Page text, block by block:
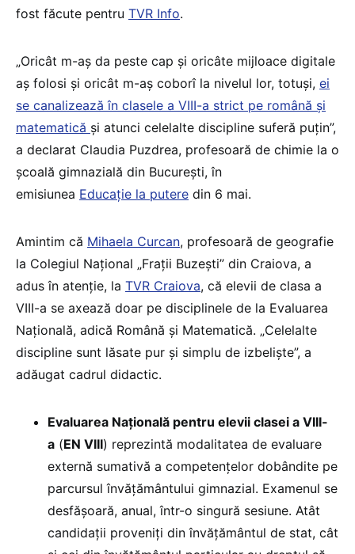
fost făcute pentru TVR Info.
„Oricât m-aș da peste cap și oricâte mijloace digitale
aș folosi și oricât m-aș coborî la nivelul lor, totuși, ei
se canalizează în clasele a VIII-a strict pe română și
matematică și atunci celelalte discipline suferă puțin”,
a declarat Claudia Puzdrea, profesoară de chimie la o
școală gimnazială din București, în
emisiunea Educație la putere din 6 mai.
Amintim că Mihaela Curcan, profesoară de geografie
la Colegiul Național „Frații Buzești” din Craiova, a
adus în atenție, la TVR Craiova, că elevii de clasa a
VIII-a se axează doar pe disciplinele de la Evaluarea
Națională, adică Română și Matematică. „Celelalte
discipline sunt lăsate pur și simplu de izbeliște”, a
adăugat cadrul didactic.
Evaluarea Națională pentru elevii clasei a VIII-
a (EN VIII) reprezintă modalitatea de evaluare
externă sumativă a competențelor dobândite pe
parcursul învățământului gimnazial. Examenul se
desfășoară, anual, într-o singură sesiune. Atât
candidații proveniți din învățământul de stat, cât